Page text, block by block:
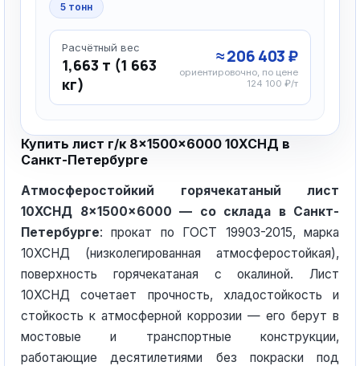
5 тонн
Расчётный вес
1,663 т (1 663
кг)
≈ 206 403 ₽
ориентировочно, по цене
124 100 ₽/т
Купить лист г/к 8×1500×6000 10ХСНД в
Санкт-Петербурге
Атмосферостойкий горячекатаный лист
10ХСНД 8×1500×6000 — со склада в Санкт-
Петербурге: прокат по ГОСТ 19903-2015, марка
10ХСНД (низколегированная атмосферостойкая),
поверхность горячекатаная с окалиной. Лист
10ХСНД сочетает прочность, хладостойкость и
стойкость к атмосферной коррозии — его берут в
мостовые и транспортные конструкции,
работающие десятилетиями без покраски под